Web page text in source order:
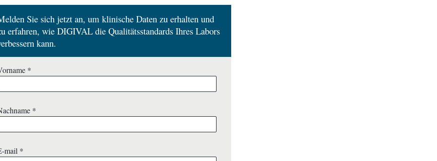
Sie sich jetzt an, um klinische Daten zu erhalten und
erfahren, wie DIGIVAL die Qualitätsstandards Ihres Labors
kann.
*
*
mail *